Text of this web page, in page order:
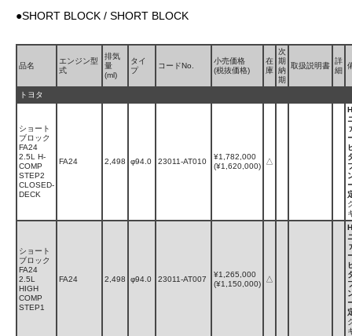
●SHORT BLOCK / SHORT BLOCK
品名
エンジン型
式
排気
量
(ml)
タイ
プ
コードNo.
小売価格
(税抜価格)
在
庫
次
期
納
期
取扱説明書
詳
細
トヨタ
ショート
ブロック
FA24
2.5L H-
COMP
STEP2
CLOSED-
DECK
FA24 2,498 φ94.0 23011-AT010
¥1,782,000
(¥1,620,000)
△
ショート
ブロック
FA24
2.5L
HIGH
COMP
STEP1
FA24 2,498 φ94.0 23011-AT007
¥1,265,000
(¥1,150,000)
△